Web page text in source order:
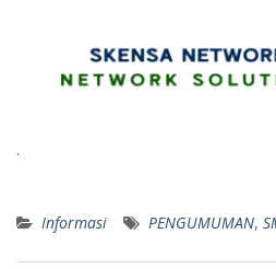
.
Informasi PENGUMUMAN,